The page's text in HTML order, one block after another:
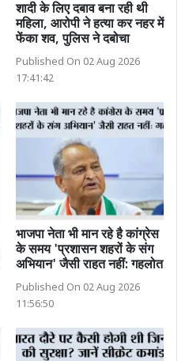
शादी के लिए दबाव बना रही थी
महिला, आरोपी ने हत्या कर नहर में
फेंका शव, पुलिस ने दबोचा
Published On 02 Aug 2026
17:41:42
भाजपा नेता भी मान रहे है कांग्रेस
के समय 'प्रशासन शहरों के संग
अभियान' जैसी राहत नहीं: गहलोत
Published On 02 Aug 2026
11:56:50